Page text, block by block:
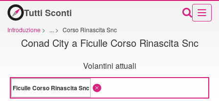
Tutti Sconti
Introduzione > ... > Corso Rinascita Snc
Conad City a Ficulle Corso Rinascita Snc
Volantini attuali